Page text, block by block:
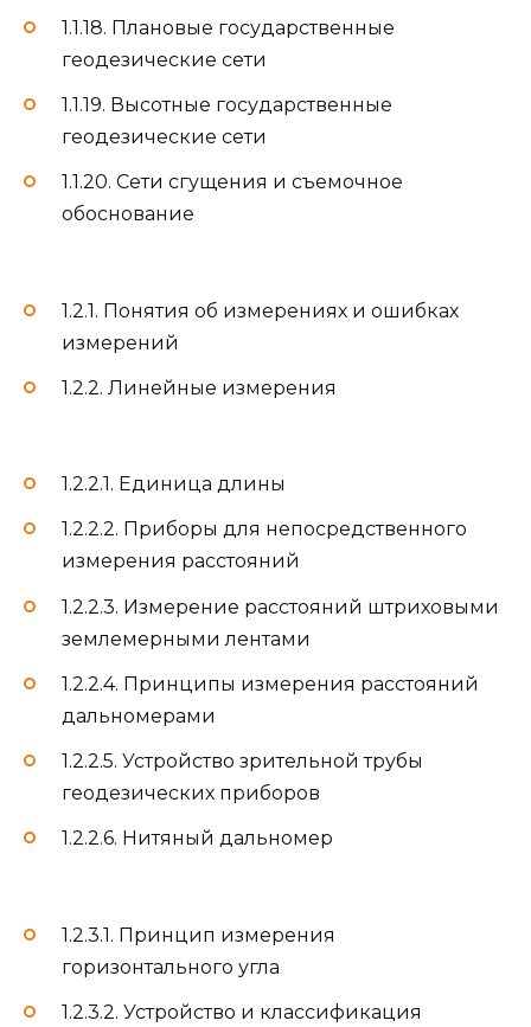
1.1.18. Плановые государственные
геодезические сети
1.1.19. Высотные государственные
геодезические сети
1.1.20. Сети сгущения и съемочное
обоснование
1.2.1. Понятия об измерениях и ошибках
измерений
1.2.2. Линейные измерения
1.2.2.1. Единица длины
1.2.2.2. Приборы для непосредственного
измерения расстояний
1.2.2.3. Измерение расстояний штриховыми
землемерными лентами
1.2.2.4. Принципы измерения расстояний
дальномерами
1.2.2.5. Устройство зрительной трубы
геодезических приборов
1.2.2.6. Нитяный дальномер
1.2.3.1. Принцип измерения
горизонтального угла
1.2.3.2. Устройство и классификация